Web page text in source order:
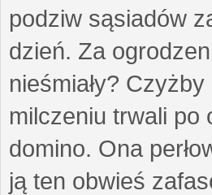
podziw sąsiadów
dzień. Za
nieśmiały?
milczeniu trwali po
domino. Ona
ją ten obwieś